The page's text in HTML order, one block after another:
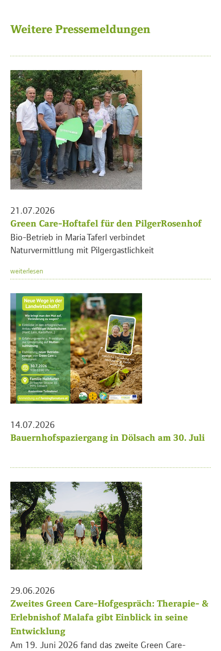
Weitere Pressemeldungen
21.07.2026
Green Care-Hoftafel für den PilgerRosenhof
Bio-Betrieb in Maria Taferl verbindet
Naturvermittlung mit Pilgergastlichkeit
weiterlesen
14.07.2026
Bauernhofspaziergang in Dölsach am 30. Juli
29.06.2026
Zweites Green Care-Hofgespräch: Therapie- &
Erlebnishof Malafa gibt Einblick in seine
Entwicklung
Am 19. Juni 2026 fand das zweite Green Care-